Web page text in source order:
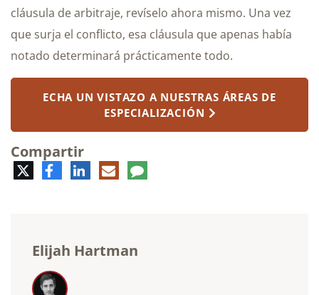
cláusula de arbitraje, revíselo ahora mismo. Una vez
que surja el conflicto, esa cláusula que apenas había
notado determinará prácticamente todo.
ECHA UN VISTAZO A NUESTRAS ÁREAS DE
ESPECIALIZACIÓN
Compartir
TwitterFacebookLinkedInCorreo
electrónico
Comentario
Elijah Hartman